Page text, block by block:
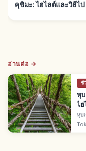
คุชิมะ: ไฮไลต์และวิธีไป
อ่านต่อ →
ชี
หุบ
ไฮ
หุบ
แด